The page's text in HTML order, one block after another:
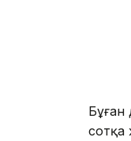
Бұған
сотқа